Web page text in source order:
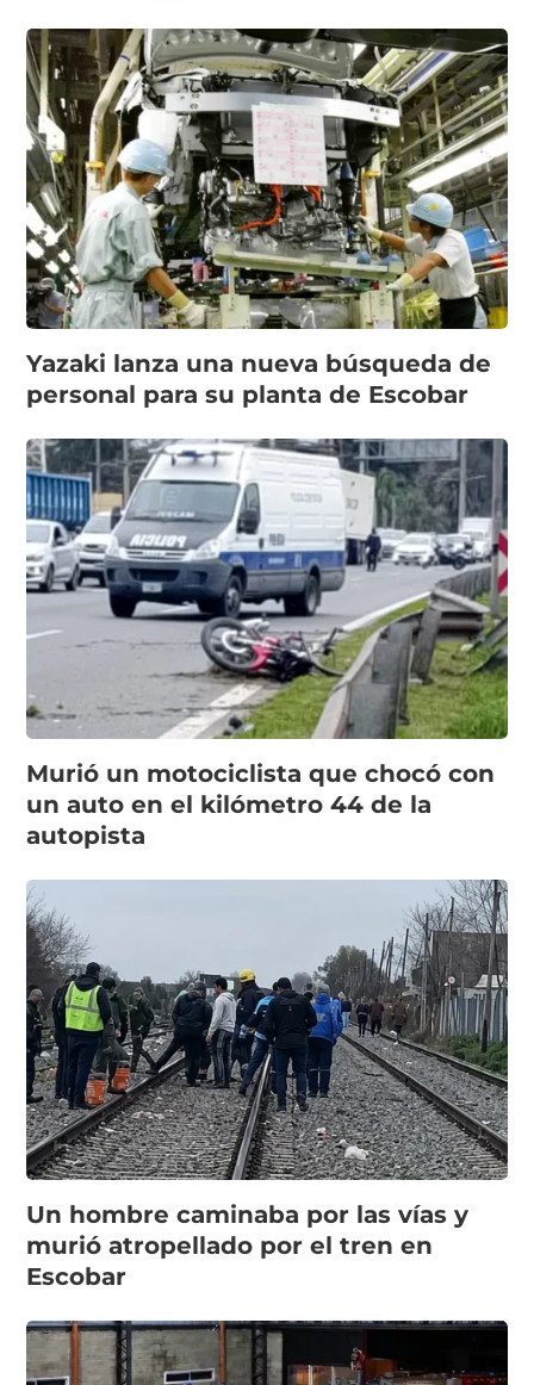
Yazaki lanza una nueva búsqueda de
personal para su planta de Escobar
Murió un motociclista que chocó con
un auto en el kilómetro 44 de la
autopista
Un hombre caminaba por las vías y
murió atropellado por el tren en
Escobar